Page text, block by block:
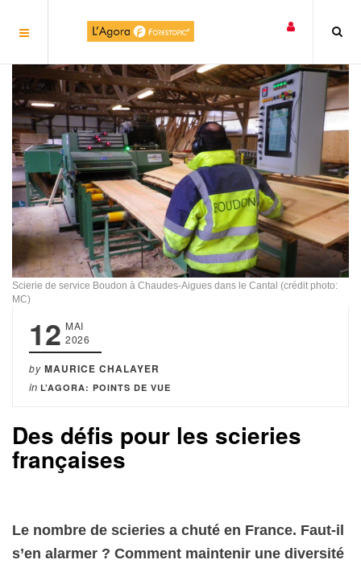
Scierie de service Boudon à Chaudes-Aigues dans le Cantal (crédit photo:
MC)
12 MAI
2026
by MAURICE CHALAYER
in L’AGORA: POINTS DE VUE
Des défis pour les scieries
françaises
Le nombre de scieries a chuté en France. Faut-il
s’en alarmer ? Comment maintenir une diversité